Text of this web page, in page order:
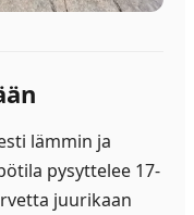
lämmin ja
pysyttelee 17-
juurikaan